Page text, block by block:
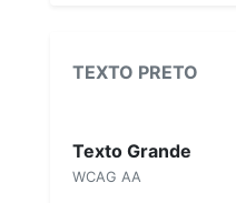
TEXTO PRETO
Texto Grande
WCAG AA